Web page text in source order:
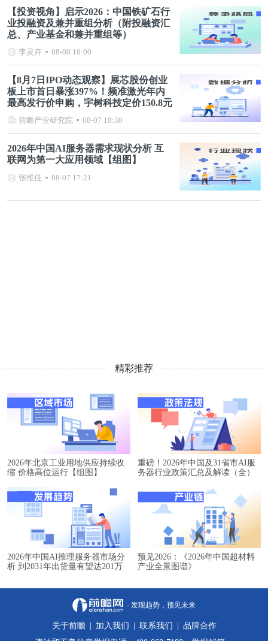
【投资视角】启示2026：中国铁矿石行
业投融资及兼并重组分析（附投融资汇
总、产业基金和兼并重组等）
李灵卉 08-08 10:00
【8月7日IPO动态观察】展芯股份创业
板上市首日暴涨397%！频准激光年内
最高发行价申购，宇树科技定价150.8元
前瞻产业研究院 08-07 18:30
2026年中国AI服务器需求现状分析 互
联网为第一大应用领域【组图】
张维佳 08-07 17:21
精彩推荐
2026年北京工业用地供应持续收
缩 价格高位运行【组图】
重磅！2026年中国及31省市AI服
务器行业政策汇总及解读（全）
2026年中国AI推理服务器市场分
析 到2031年出货量有望达201万
预见2026：《2026年中国超材料
产业全景图谱》
- 发现趋势，预见未来
关于前瞻 加入我们 联系我们
品牌合作